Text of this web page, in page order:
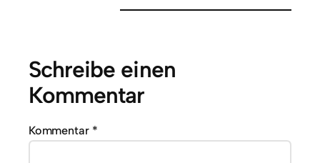
Schreibe einen
Kommentar
Kommentar *